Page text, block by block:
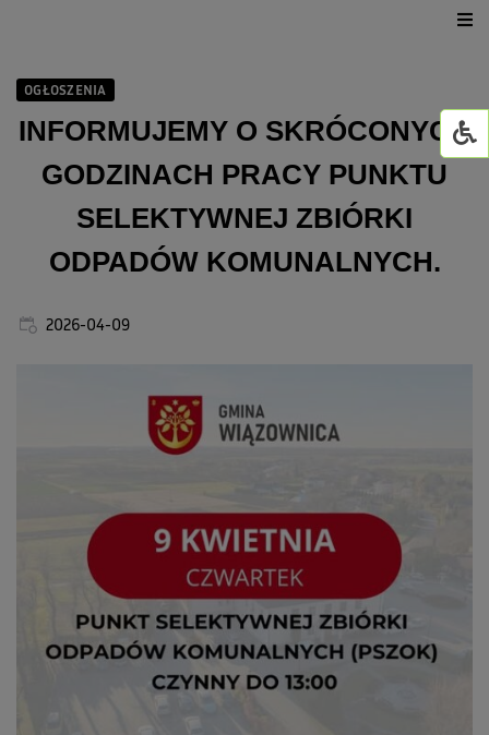
Dla mieszkańca
Jednostki organizacyjne
GMINNY ŻŁOBEK W
OGŁOSZENIA
INFORMUJEMY O SKRÓCONYCH
GODZINACH PRACY PUNKTU
SELEKTYWNEJ ZBIÓRKI
ODPADÓW KOMUNALNYCH.
2026-04-09